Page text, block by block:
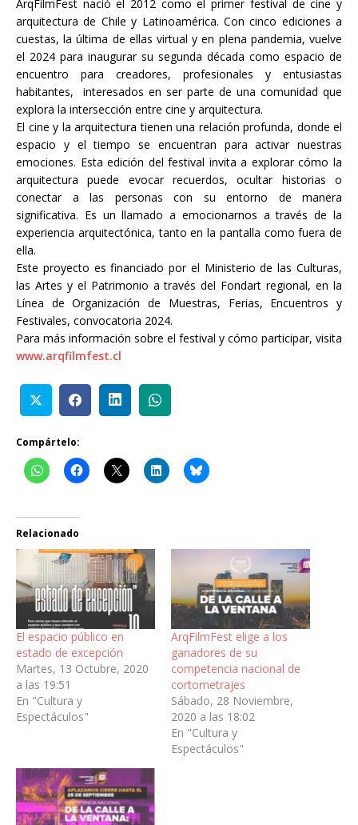
ArqFilmFest nació el 2012 como el primer festival de cine y
arquitectura de Chile y Latinoamérica. Con cinco ediciones a
cuestas, la última de ellas virtual y en plena pandemia, vuelve
el 2024 para inaugurar su segunda década como espacio de
encuentro para creadores, profesionales y entusiastas
habitantes, interesados en ser parte de una comunidad que
explora la intersección entre cine y arquitectura.
El cine y la arquitectura tienen una relación profunda, donde el
espacio y el tiempo se encuentran para activar nuestras
emociones. Esta edición del festival invita a explorar cómo la
arquitectura puede evocar recuerdos, ocultar historias o
conectar a las personas con su entorno de manera
significativa. Es un llamado a emocionarnos a través de la
experiencia arquitectónica, tanto en la pantalla como fuera de
ella.
Este proyecto es financiado por el Ministerio de las Culturas,
las Artes y el Patrimonio a través del Fondart regional, en la
Línea de Organización de Muestras, Ferias, Encuentros y
Festivales, convocatoria 2024.
Para más información sobre el festival y cómo participar, visita
www.arqfilmfest.cl
Compártelo:
Relacionado
El espacio público en
estado de excepción
Martes, 13 Octubre, 2020
a las 19:51
En "Cultura y
Espectáculos"
ArqFilmFest elige a los
ganadores de su
competencia nacional de
cortometrajes
Sábado, 28 Noviembre,
2020 a las 18:02
En "Cultura y
Espectáculos"